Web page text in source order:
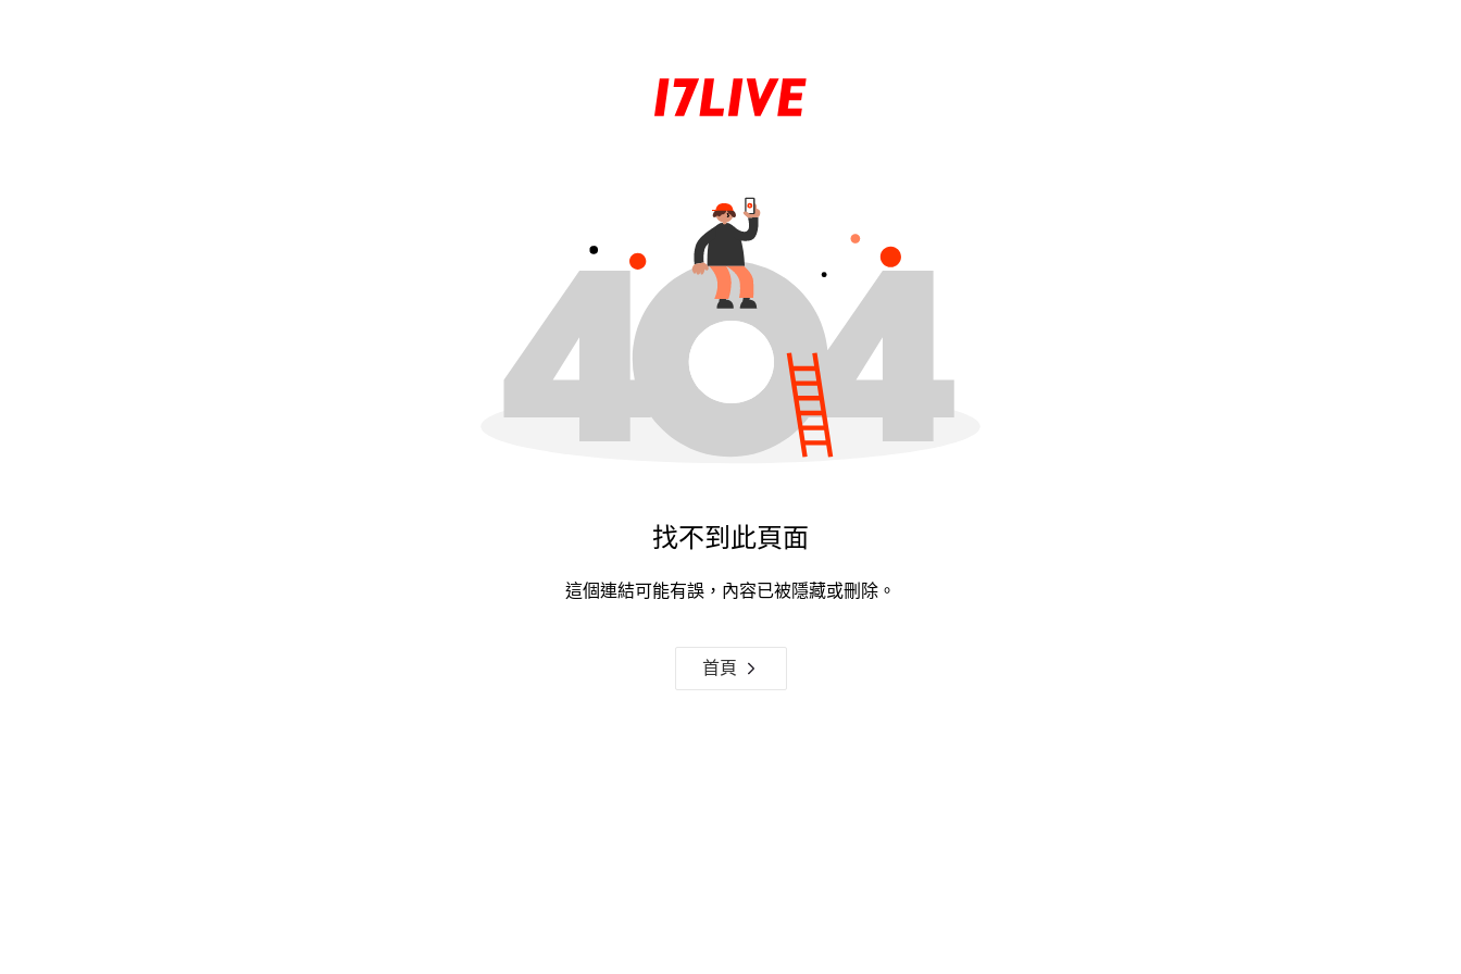
找不到此頁面
這個連結可能有誤，內容已被隱藏或刪除。
首頁